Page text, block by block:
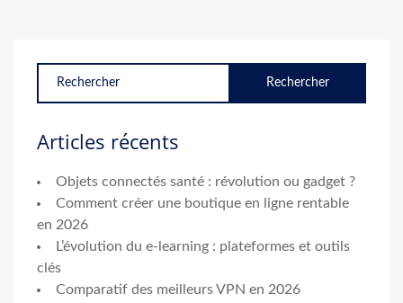
Articles récents
Objets connectés santé : révolution ou gadget ?
Comment créer une boutique en ligne rentable
en 2026
L’évolution du e-learning : plateformes et outils
clés
Comparatif des meilleurs VPN en 2026